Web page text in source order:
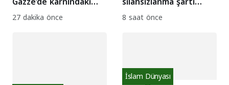
bebeğiyle anne
27 dakika önce koştu, arabulucular
8 saat önce
İslam Dünyası